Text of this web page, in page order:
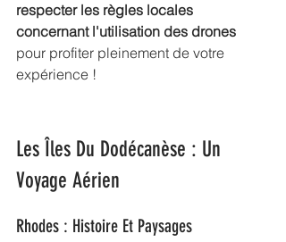
respecter les règles locales
concernant l'utilisation des drones
pour profiter pleinement de votre
expérience !
Les Îles Du Dodécanèse : Un
Voyage Aérien
Rhodes : Histoire Et Paysages